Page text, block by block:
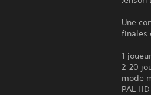
Une
finales
1 joueur
2-20
mode
PAL